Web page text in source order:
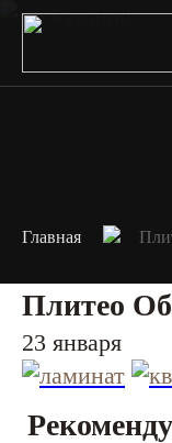
Главная
Плитео
23 января